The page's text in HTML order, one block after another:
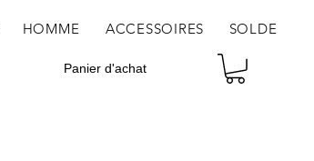
HOMME ACCESSOIRES SOLDE
Panier d'achat